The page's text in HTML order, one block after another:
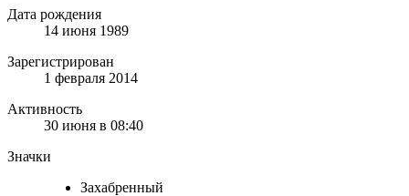
Дата рождения
14 июня 1989
Зарегистрирован
1 февраля 2014
Активность
30 июня в 08:40
Значки
Захабренный